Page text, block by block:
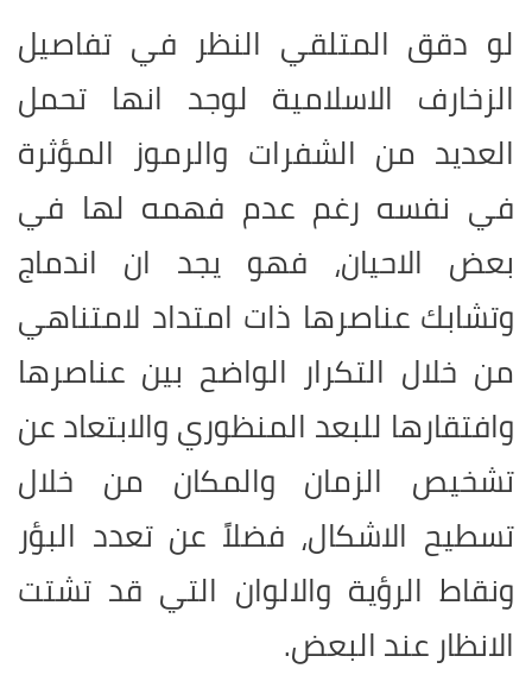
لو دقق المتلقي النظر في تفاصيل
الزخارف الاسلامية لوجد انها تحمل
العديد من الشفرات والرموز المؤثرة
في نفسه رغم عدم فهمه لها في
بعض الاحيان، فهو يجد ان اندماج
وتشابك عناصرها ذات امتداد لامتناهي
من خلال التكرار الواضح بين عناصرها
وافتقارها للبعد المنظوري والابتعاد عن
تشخيص الزمان والمكان من خلال
تسطيح الاشكال، فضلاً عن تعدد البؤر
ونقاط الرؤية والالوان التي قد تشتت
الانظار عند البعض.